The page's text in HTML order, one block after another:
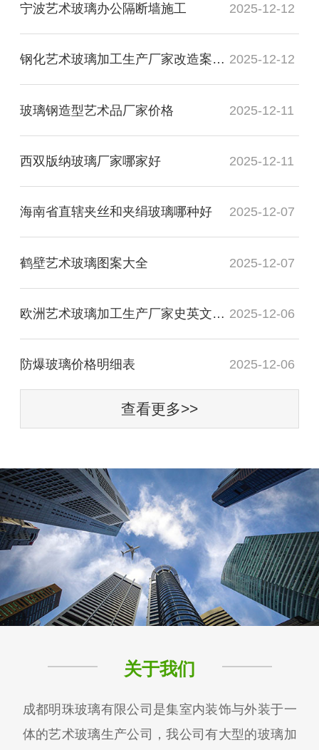
宁波艺术玻璃办公隔断墙施工 2025-12-12
钢化艺术玻璃加工生产厂家改造案例图 2025-12-12
玻璃钢造型艺术品厂家价格 2025-12-11
西双版纳玻璃厂家哪家好 2025-12-11
海南省直辖夹丝和夹绢玻璃哪种好 2025-12-07
鹤壁艺术玻璃图案大全 2025-12-07
欧洲艺术玻璃加工生产厂家史英文名词解释 2025-12-06
防爆玻璃价格明细表 2025-12-06
查看更多>>
关于我们
成都明珠玻璃有限公司是集室内装饰与外装于一
体的艺术玻璃生产公司，我公司有大型的玻璃加